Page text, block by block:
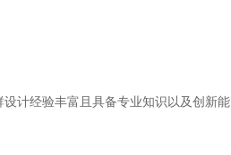
计经验丰富且具备专业知识以及创新能